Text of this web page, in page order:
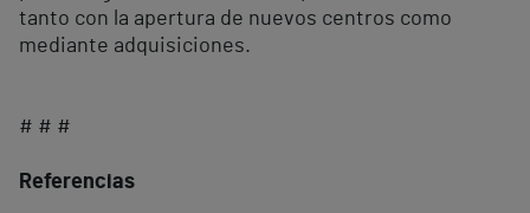
tanto con la apertura de nuevos centros como
mediante adquisiciones.
# # #
Referencias